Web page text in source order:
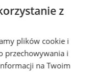
z
plików cookie i
przechowywania i
na Twoim